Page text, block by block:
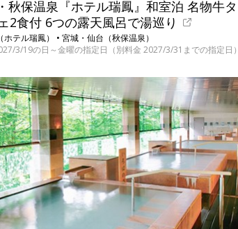
秋保温泉『ホテル瑞鳳』和室泊 名物牛
2食付 6つの露天風呂で湯巡り
テル瑞鳳） • 宮城・仙台（秋保温泉）
3/19の日～金曜の指定日（別料金 2027/3/31までの指定日）